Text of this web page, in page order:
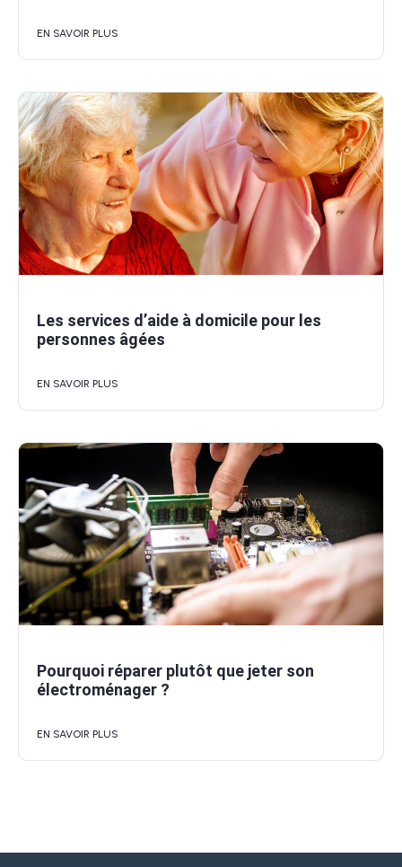
EN SAVOIR PLUS
Les services d’aide à domicile pour les
personnes âgées
EN SAVOIR PLUS
Pourquoi réparer plutôt que jeter son
électroménager ?
EN SAVOIR PLUS